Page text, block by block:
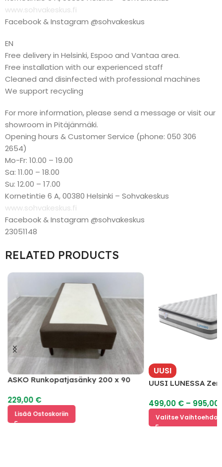
www.sohvakeskus.fi
Facebook & Instagram @sohvakeskus
EN
Free delivery in Helsinki, Espoo and Vantaa area.
Free installation with our experienced staff
Cleaned and disinfected with professional machines
We support recycling
For more information, please send a message or visit our
showroom in Pitäjänmäki.
Opening hours & Customer Service (phone: 050 306
2654)
Mo-Fr: 10.00 – 19.00
Sa: 11.00 – 18.00
Su: 12.00 – 17.00
Kornetintie 6 A, 00380 Helsinki – Sohvakeskus
www.sohvakeskus.fi
Facebook & Instagram @sohvakeskus
23051148
RELATED PRODUCTS
ASKO Runkopatjasänky 200 x 90
229,00 €
Lisää Ostoskoriin
UUSI
UUSI LUNESSA
499,00 € – 995,00
Valitse